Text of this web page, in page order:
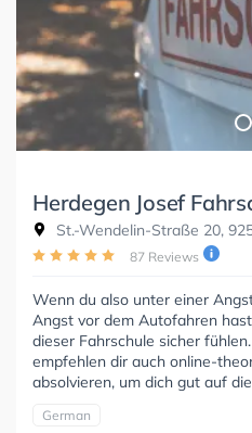
Herdegen Josef
St.-Wendelin-Straße 20,
87 Reviews
Wenn du also unter einer
Angst vor dem Autofahren
dieser Fahrschule sicher
empfehlen dir auch online-
absolvieren, um dich gut auf
German